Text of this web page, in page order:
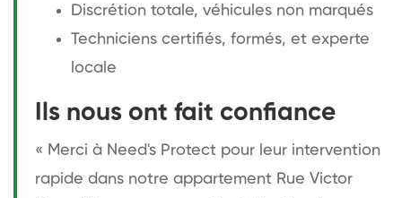
Discrétion totale, véhicules non marqués
Techniciens certifiés, formés, et experte
locale
Ils nous ont fait confiance
« Merci à Need's Protect pour leur intervention
rapide dans notre appartement Rue Victor